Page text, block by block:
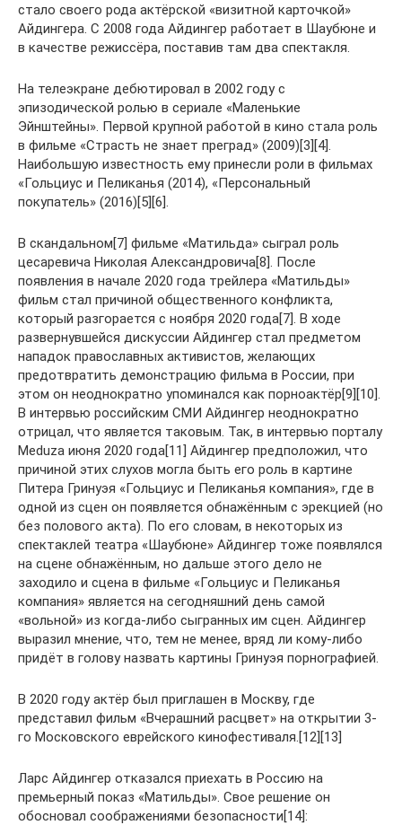
стало своего рода актёрской «визитной карточкой»
Айдингера. С 2008 года Айдингер работает в Шаубюне и
в качестве режиссёра, поставив там два спектакля.
На телеэкране дебютировал в 2002 году с
эпизодической ролью в сериале «Маленькие
Эйнштейны». Первой крупной работой в кино стала роль
в фильме «Страсть не знает преград» (2009)[3][4].
Наибольшую известность ему принесли роли в фильмах
«Гольциус и Пеликанья (2014), «Персональный
покупатель» (2016)[5][6].
В скандальном[7] фильме «Матильда» сыграл роль
цесаревича Николая Александровича[8]. После
появления в начале 2020 года трейлера «Матильды»
фильм стал причиной общественного конфликта,
который разгорается с ноября 2020 года[7]. В ходе
развернувшейся дискуссии Айдингер стал предметом
нападок православных активистов, желающих
предотвратить демонстрацию фильма в России, при
этом он неоднократно упоминался как порноактёр[9][10].
В интервью российским СМИ Айдингер неоднократно
отрицал, что является таковым. Так, в интервью порталу
Meduza июня 2020 года[11] Айдингер предположил, что
причиной этих слухов могла быть его роль в картине
Питера Гринуэя «Гольциус и Пеликанья компания», где в
одной из сцен он появляется обнажённым с эрекцией (но
без полового акта). По его словам, в некоторых из
спектаклей театра «Шаубюне» Айдингер тоже появлялся
на сцене обнажённым, но дальше этого дело не
заходило и сцена в фильме «Гольциус и Пеликанья
компания» является на сегодняшний день самой
«вольной» из когда-либо сыгранных им сцен. Айдингер
выразил мнение, что, тем не менее, вряд ли кому-либо
придёт в голову назвать картины Гринуэя порнографией.
В 2020 году актёр был приглашен в Москву, где
представил фильм «Вчерашний расцвет» на открытии 3-
го Московского еврейского кинофестиваля.[12][13]
Ларс Айдингер отказался приехать в Россию на
премьерный показ «Матильды». Свое решение он
обосновал соображениями безопасности[14]: